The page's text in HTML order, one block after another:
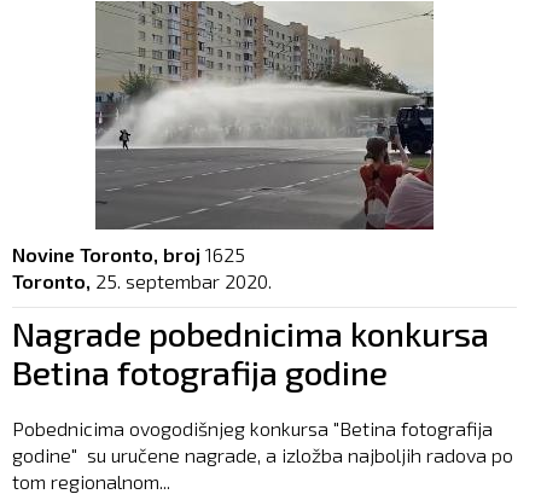
Novine Toronto, broj 1625
Toronto, 25. septembar 2020.
Nagrade pobednicima konkursa
Betina fotografija godine
Pobednicima ovogodišnjeg konkursa "Betina fotografija
godine" su uručene nagrade, a izložba najboljih radova po
tom regionalnom...